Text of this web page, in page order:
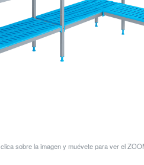
clica sobre la imagen y muévete para ver el